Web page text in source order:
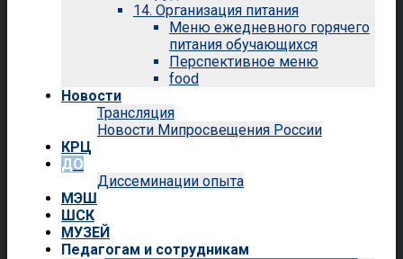
14. Организация питания
Меню ежедневного горячего
питания обучающихся
Перспективное меню
food
Новости
Трансляция
Новости Мипросвещения России
КРЦ
ДО
Диссеминации опыта
МЭШ
ШСК
МУЗЕЙ
Педагогам и сотрудникам